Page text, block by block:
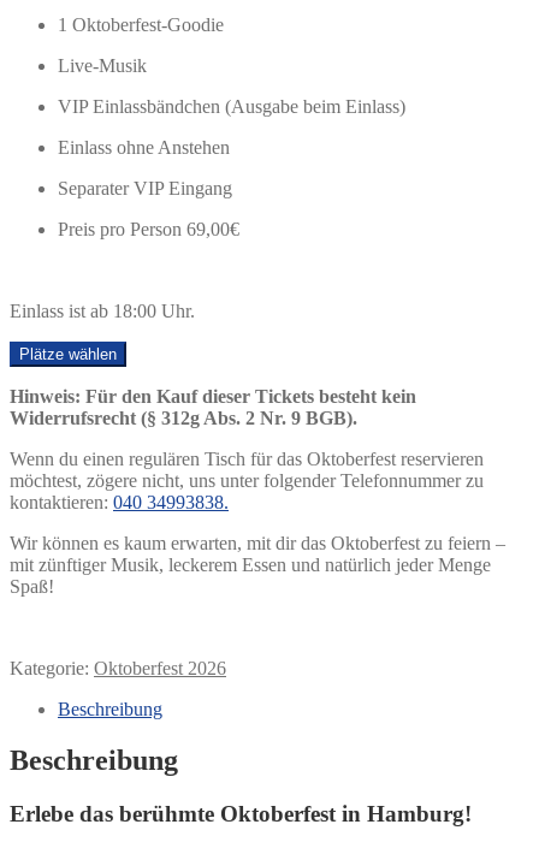
1 Oktoberfest-Goodie
Live-Musik
VIP Einlassbändchen (Ausgabe beim Einlass)
Einlass ohne Anstehen
Separater VIP Eingang
Preis pro Person 69,00€
Einlass ist ab 18:00 Uhr.
Plätze wählen
Hinweis: Für den Kauf dieser Tickets besteht kein
Widerrufsrecht (§ 312g Abs. 2 Nr. 9 BGB).
Wenn du einen regulären Tisch für das Oktoberfest reservieren
möchtest, zögere nicht, uns unter folgender Telefonnummer zu
kontaktieren: 040 34993838.
Wir können es kaum erwarten, mit dir das Oktoberfest zu feiern –
mit zünftiger Musik, leckerem Essen und natürlich jeder Menge
Spaß!
Kategorie: Oktoberfest 2026
Beschreibung
Beschreibung
Erlebe das berühmte Oktoberfest in Hamburg!